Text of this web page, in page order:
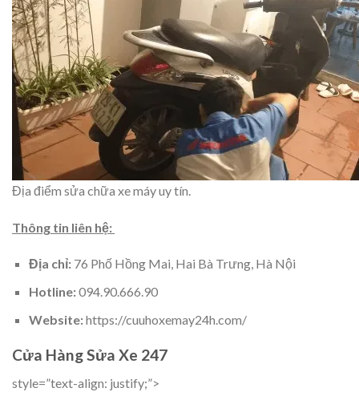
Địa điểm sửa chữa xe máy uy tín.
Thông tin liên hệ:
Địa chỉ:76 Phố Hồng Mai, Hai Bà Trưng, Hà Nội
Hotline:094.90.666.90
Website:https://cuuhoxemay24h.com/
Cửa Hàng Sửa Xe 247
style=”text-align: justify;”>